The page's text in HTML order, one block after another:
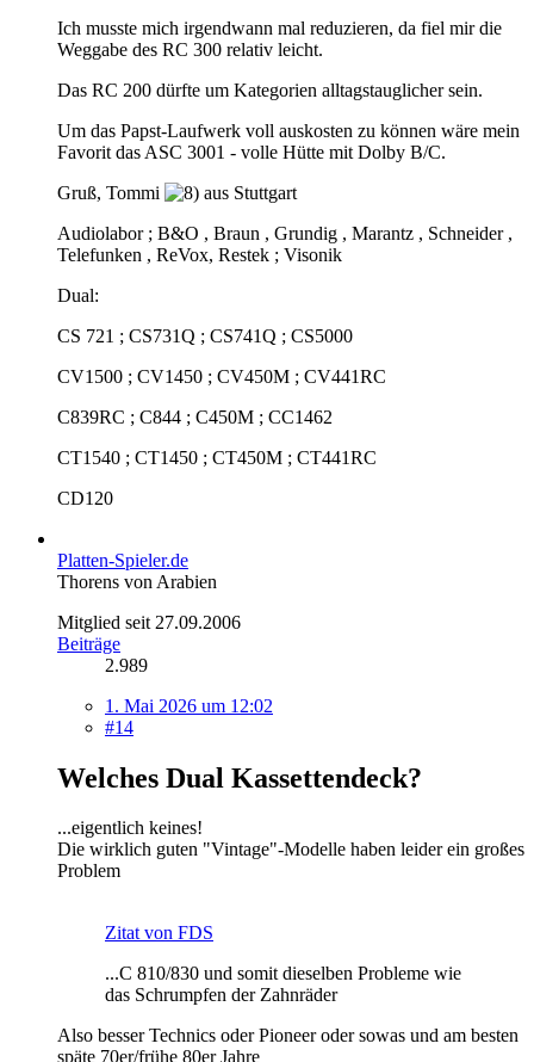
Ich musste mich irgendwann mal reduzieren, da fiel mir die
Weggabe des RC 300 relativ leicht.
Das RC 200 dürfte um Kategorien alltagstauglicher sein.
Um das Papst-Laufwerk voll auskosten zu können wäre mein
Favorit das ASC 3001 - volle Hütte mit Dolby B/C.
Gruß, Tommi
aus Stuttgart
Audiolabor ; B&O , Braun , Grundig , Marantz , Schneider ,
Telefunken , ReVox, Restek ; Visonik
Dual:
CS 721 ; CS731Q ; CS741Q ; CS5000
CV1500 ; CV1450 ; CV450M ; CV441RC
C839RC ; C844 ; C450M ; CC1462
CT1540 ; CT1450 ; CT450M ; CT441RC
CD120
Platten-Spieler.de
Thorens von Arabien
Mitglied seit 27.09.2006
Beiträge
2.989
1. Mai 2026 um 12:02
#14
Welches Dual Kassettendeck?
...eigentlich keines!
Die wirklich guten "Vintage"-Modelle haben leider ein großes
Problem
Zitat von FDS
...C 810/830 und somit dieselben Probleme wie
das Schrumpfen der Zahnräder
Also besser Technics oder Pioneer oder sowas und am besten
späte 70er/frühe 80er Jahre